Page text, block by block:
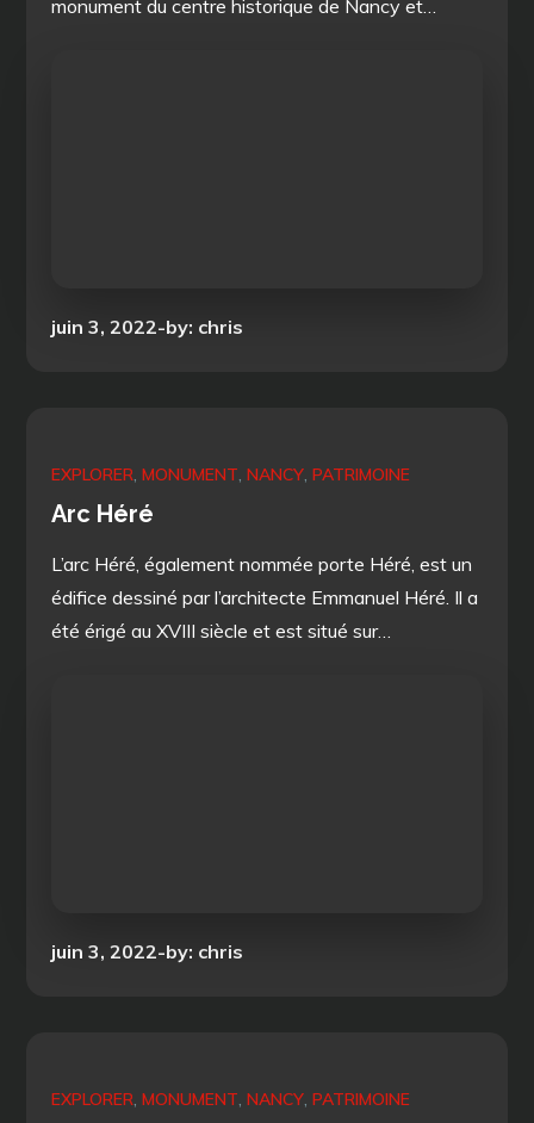
monument du centre historique de Nancy et…
Posted
juin 3, 2022 by: chris
EXPLORER MONUMENT NANCY PATRIMOINE
Arc Héré
L’arc Héré, également nommée porte Héré, est un
édifice dessiné par l’architecte Emmanuel Héré. Il a
été érigé au XVIII siècle et est situé sur…
Posted
juin 3, 2022 by: chris
EXPLORER MONUMENT NANCY PATRIMOINE